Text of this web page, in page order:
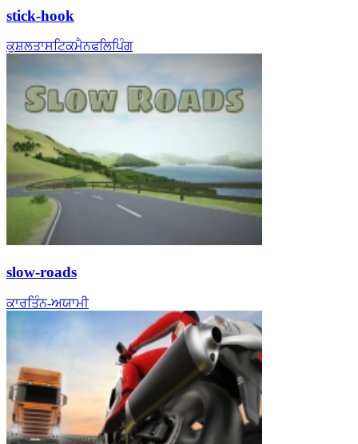
stick-hook
ਕੁਸ਼ਲਤਾਸਟਿਕਮੈਨਫਲਿਪਿੰਗ
slow-roads
ਕਾਰਤਿੰਨ-ਅਯਾਮੀ